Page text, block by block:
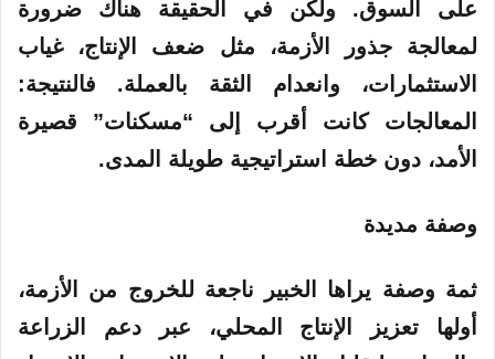
على السوق. ولكن في الحقيقة هناك ضرورة
لمعالجة جذور الأزمة، مثل ضعف الإنتاج، غياب
الاستثمارات، وانعدام الثقة بالعملة. فالنتيجة:
المعالجات كانت أقرب إلى “مسكنات” قصيرة
الأمد، دون خطة استراتيجية طويلة المدى.
وصفة مديدة
ثمة وصفة يراها الخبير ناجعة للخروج من الأزمة،
أولها تعزيز الإنتاج المحلي، عبر دعم الزراعة